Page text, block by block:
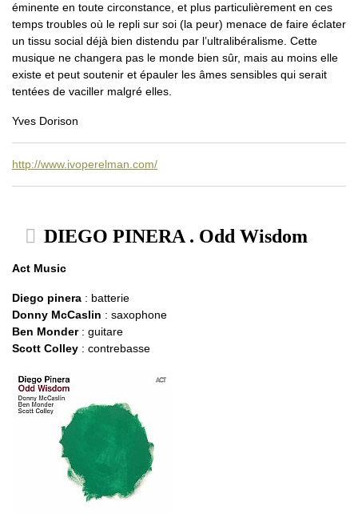
éminente en toute circonstance, et plus particulièrement en ces
temps troubles où le repli sur soi (la peur) menace de faire éclater
un tissu social déjà bien distendu par l’ultralibéralisme. Cette
musique ne changera pas le monde bien sûr, mais au moins elle
existe et peut soutenir et épauler les âmes sensibles qui serait
tentées de vaciller malgré elles.
Yves Dorison
http://www.ivoperelman.com/
DIEGO PINERA . Odd Wisdom
Act Music
Diego pinera : batterie
Donny McCaslin : saxophone
Ben Monder: guitare
Scott Colley : contrebasse